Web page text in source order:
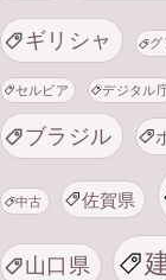
ギリシャ グ
セルビア デジタル
ブラジル
中古 佐賀県
山口県